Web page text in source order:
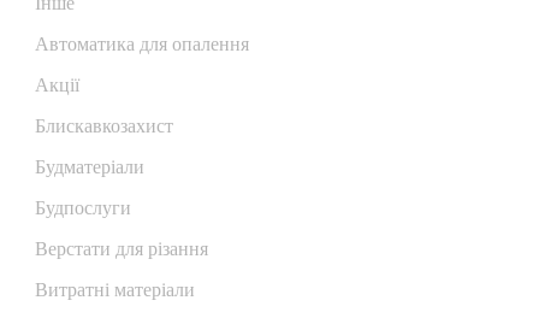
Автоматика для опалення
Акції
Блискавкозахист
Будматеріали
Будпослуги
Верстати для різання
Витратні матеріали